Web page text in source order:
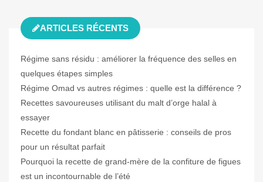
ARTICLES RÉCENTS
Régime sans résidu : améliorer la fréquence des selles en
quelques étapes simples
Régime Omad vs autres régimes : quelle est la différence ?
Recettes savoureuses utilisant du malt d’orge halal à
essayer
Recette du fondant blanc en pâtisserie : conseils de pros
pour un résultat parfait
Pourquoi la recette de grand-mère de la confiture de figues
est un incontournable de l’été